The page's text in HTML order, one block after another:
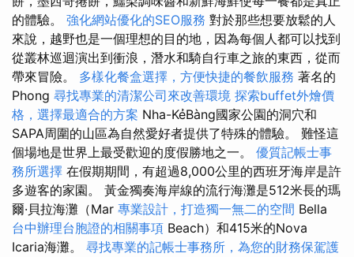
的體驗。 強化網站優化的SEO服務 對於那些想要放鬆的人
來說，越野也是一個理想的目的地，因為每個人都可以找到
從叢林巡迴演出到衝浪，潛水和騎自行車之旅的東西，從而
帶來冒險。 多樣化餐盒選擇，方便快捷的餐飲服務 著名的
Phong 尋找專業的清潔公司來改善環境 探索buffet外燴價
格，選擇最適合的方案 Nha-KẻBàng國家公園的洞穴和
SAPA周圍的山區為自然愛好者提供了特殊的體驗。 難怪這
個場地是世界上最受歡迎的度假勝地之一。 優質記帳士事
務所選擇 在假期期間，有超過8,000公里的西班牙海岸是許
多遊客的家園。 黃金獨奏海岸線的流行海灘是512米長的瑪
爾·貝拉海灘（Mar 專業設計，打造獨一無二的空間 Bella
台中辦理台胞證的相關事項 Beach）和415米的Nova
Icaria海灘。 尋找專業的記帳士事務所，為您的財務保駕護